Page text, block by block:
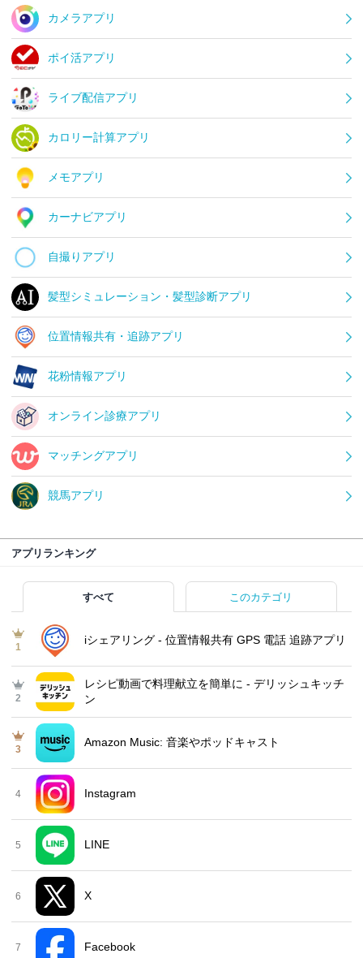
カメラアプリ
ポイ活アプリ
ライブ配信アプリ
カロリー計算アプリ
メモアプリ
カーナビアプリ
自撮りアプリ
髪型シミュレーション・髪型診断アプリ
位置情報共有・追跡アプリ
花粉情報アプリ
オンライン診療アプリ
マッチングアプリ
競馬アプリ
アプリランキング
すべて このカテゴリ
1
iシェアリング - 位置情報共有 GPS 電話 追跡アプリ
2
レシピ動画で料理献立を簡単‪に - デリッシュキッチ
ン
3
Amazon Music: 音楽やポッドキャスト
4 Instagram
5 LINE
6 X
7 Facebook